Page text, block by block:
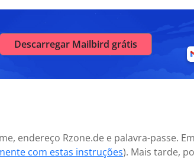
Descarregar Mailbird grátis
endereço Rzone.de e palavra-passe.
com estas instruções). Mais tarde,